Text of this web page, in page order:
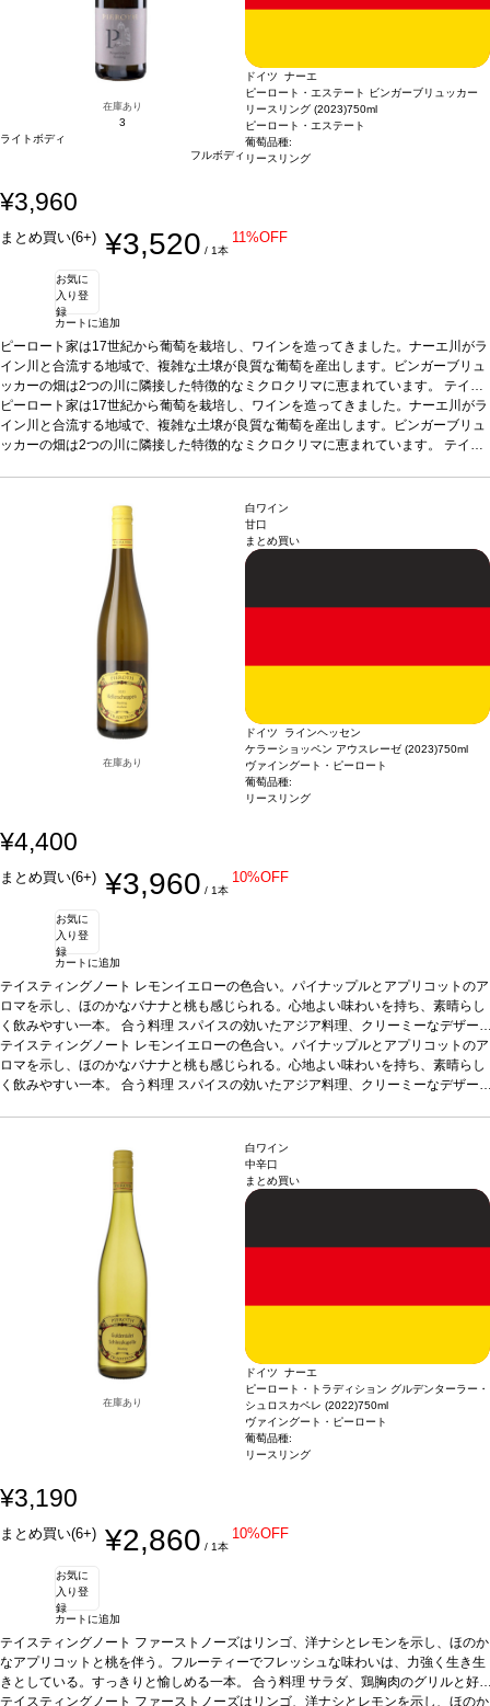
在庫あり
3
ライトボディ
フルボディ
ドイツ ナーエ
ピーロート・エステート ビンガーブリュッカー
リースリング (2023)750ml
ピーロート・エステート
葡萄品種:
リースリング
¥3,960
まとめ買い(6+) ¥3,520 / 1本
11%OFF
お気に
入り登
録
カートに追加
ピーロート家は17世紀から葡萄を栽培し、ワインを造ってきました。ナーエ川がラ
イン川と合流する地域で、複雑な土壌が良質な葡萄を産出します。ビンガーブリュ
ッカーの畑は2つの川に隣接した特徴的なミクロクリマに恵まれています。 テイス
ティングノートノーズはジャスミン、マンゴー、桃を示し、青リンゴやほのかなラ
イムピールが続く。素晴らしくフルーティーで、心地よく調和の取れた、飲みやす
い一本。合う料理スパイスの効いた料理、タイ・カレー、ロックフォールチーズ
ピーロート家は17世紀から葡萄を栽培し、ワインを造ってきました。ナーエ川がラ
イン川と合流する地域で、複雑な土壌が良質な葡萄を産出します。ビンガーブリュ
ッカーの畑は2つの川に隣接した特徴的なミクロクリマに恵まれています。 テイス
スパイスの効いた料理、タイ・カレー、ロックフォールチーズ
葡萄品種
*本ヴィンテージが在庫切れの場合、在庫が
あり価格が同様の場合は自動的に次のヴィンテージに変更されます、ご了承くださ
在庫あり
白ワイン
甘口
まとめ買い
ドイツ ラインヘッセン
ケラーショッペン アウスレーゼ (2023)750ml
ヴァイングート・ピーロート
葡萄品種:
リースリング
¥4,400
まとめ買い(6+) ¥3,960 / 1本
10%OFF
お気に
入り登
録
カートに追加
テイスティングノート レモンイエローの色合い。パイナップルとアプリコットのア
ロマを示し、ほのかなバナナと桃も感じられる。心地よい味わいを持ち、素晴らし
く飲みやすい一本。 合う料理 スパイスの効いたアジア料理、クリーミーなデザー
トなどと好相性。葡萄品種リースリング*本ヴィンテージが在庫切れの場合、在庫
があり価格が同様の場合は自動的に次のヴィンテージに変更されますのでご了承く
ださい。
テイスティングノート レモンイエローの色合い。パイナップルとアプリコットのア
ロマを示し、ほのかなバナナと桃も感じられる。心地よい味わいを持ち、素晴らし
く飲みやすい一本。 合う料理 スパイスの効いたアジア料理、クリーミーなデザー
在庫あり
白ワイン
中辛口
まとめ買い
ドイツ ナーエ
ピーロート・トラディション グルデンターラー・
シュロスカペレ (2022)750ml
ヴァイングート・ピーロート
葡萄品種:
リースリング
¥3,190
まとめ買い(6+) ¥2,860 / 1本
10%OFF
お気に
入り登
録
カートに追加
テイスティングノート ファーストノーズはリンゴ、洋ナシとレモンを示し、ほのか
なアプリコットと桃を伴う。フルーティーでフレッシュな味わいは、力強く生き生
きとしている。すっきりと愉しめる一本。 合う料理 サラダ、鶏胸肉のグリルと好
相性葡萄品種リースリング*本ヴィンテージが在庫切れの場合、在庫があり価格が
テイスティングノート ファーストノーズはリンゴ、洋ナシとレモンを示し、ほのか